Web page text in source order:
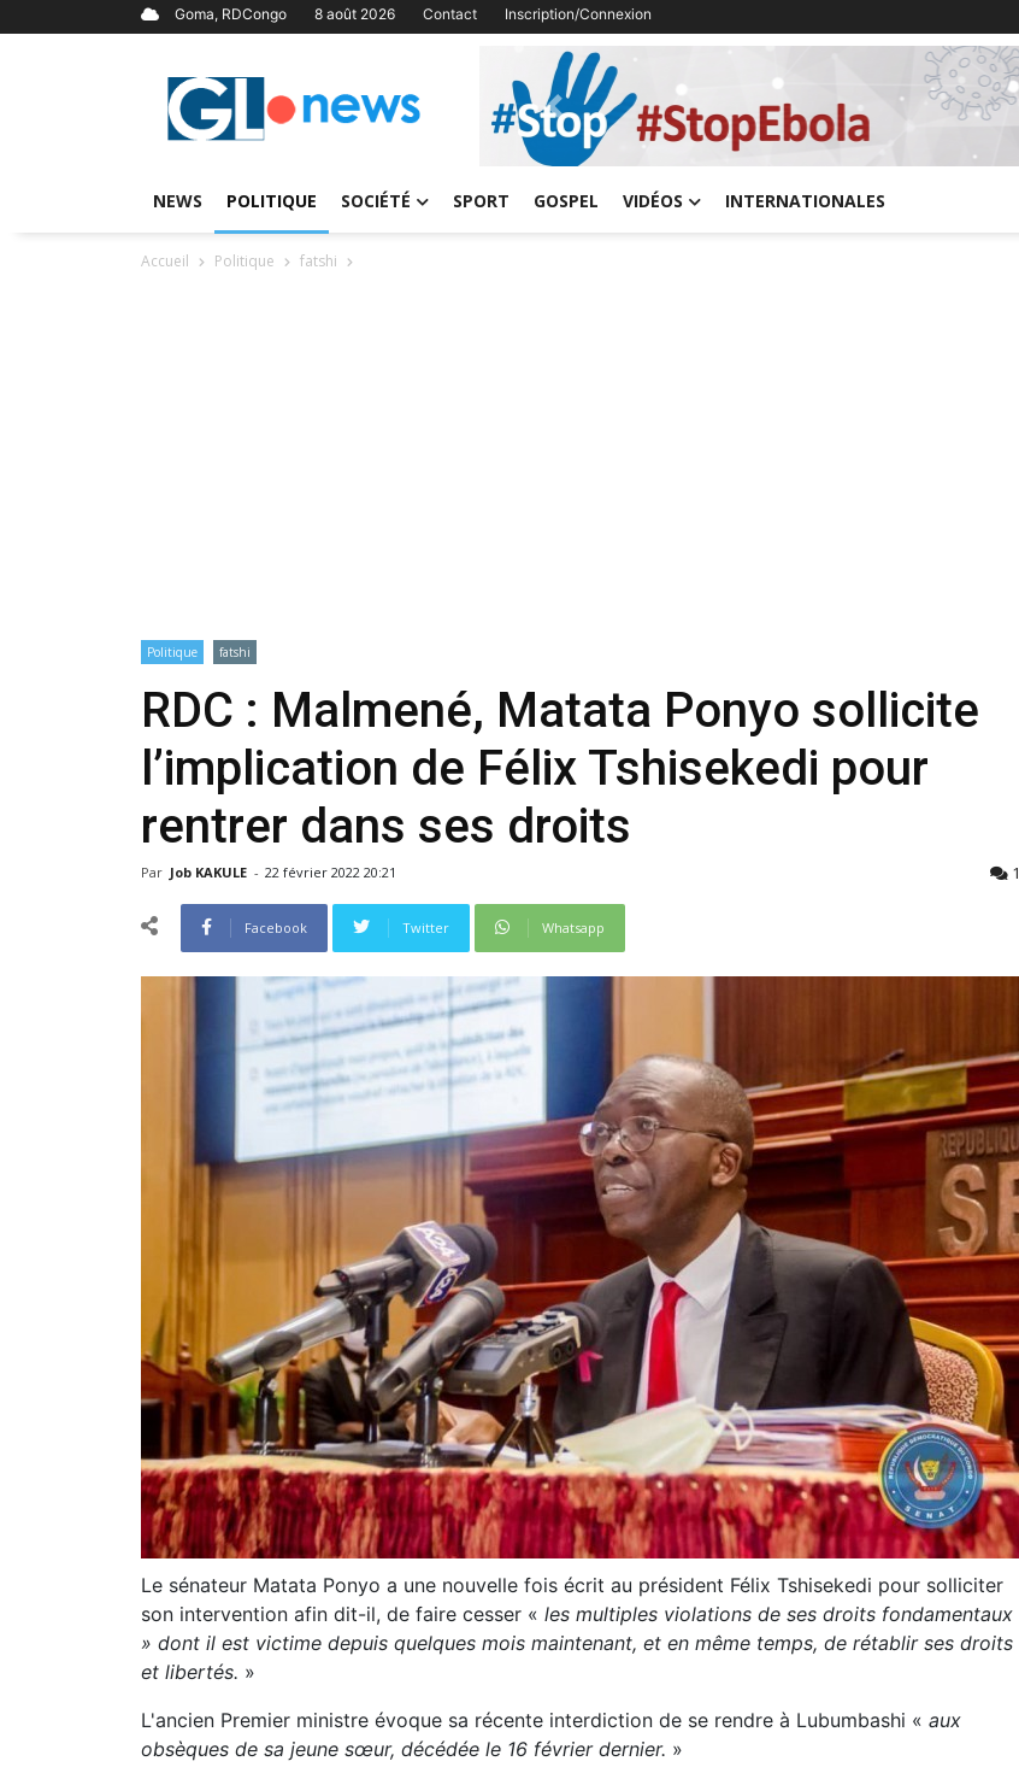
Goma, RDCongo 8 août 2026 Contact Inscription/Connexion
Previous
NEWS POLITIQUE SOCIÉTÉ SPORT GOSPEL VIDÉOS INTERNATIONALES
Accueil Politique fatshi
Politique fatshi
RDC : Malmené, Matata Ponyo sollicite
l’implication de Félix Tshisekedi pour
rentrer dans ses droits
Par Job KAKULE - 22 février 2022 20:21 1
Facebook Twitter Whatsapp
Le sénateur Matata Ponyo a une nouvelle fois écrit au président Félix Tshisekedi pour solliciter
son intervention afin dit-il, de faire cesser « les multiples violations de ses droits fondamentaux
» dont il est victime depuis quelques mois maintenant, et en même temps, de rétablir ses droits
et libertés. »
L'ancien Premier ministre évoque sa récente interdiction de se rendre à Lubumbashi « aux
obsèques de sa jeune sœur, décédée le 16 février dernier. »